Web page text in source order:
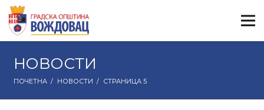
НОВОСТИ
ПОЧЕТНА / НОВОСТИ / СТРАНИЦА 5